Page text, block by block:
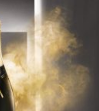
2009年份香檳